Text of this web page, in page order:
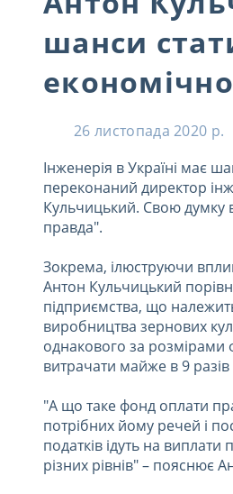
шанси
26 листопада 2020 р.
Інженерія в Україні має
переконаний директор
Кульчицький. Свою думку
правда".
Зокрема, ілюструючи
Антон Кульчицький
підприємства, що
виробництва зернових
однакового за розмірами
витрачати майже в 9
"А що таке фонд оплати
потрібних йому речей і
податків ідуть на
різних рівнів" – пояснює